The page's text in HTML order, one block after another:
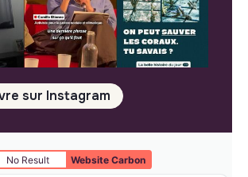
sur Instagram
No Result Website Carbon